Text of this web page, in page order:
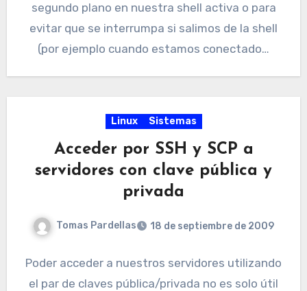
segundo plano en nuestra shell activa o para
evitar que se interrumpa si salimos de la shell
(por ejemplo cuando estamos conectado…
Linux Sistemas
Acceder por SSH y SCP a
servidores con clave pública y
privada
Tomas Pardellas 18 de septiembre de 2009
Poder acceder a nuestros servidores utilizando
el par de claves pública/privada no es solo útil